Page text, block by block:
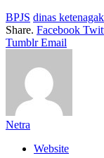
BPJS dinas
Share. Facebook
Tumblr Email
Netra
Website